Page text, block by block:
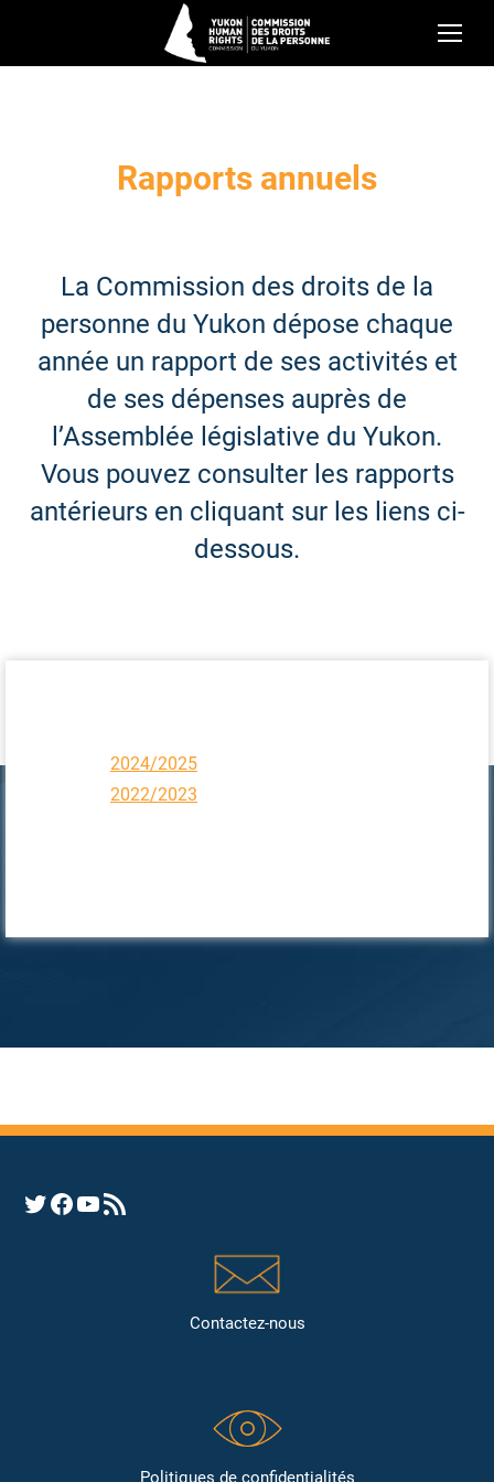
Rapports annuels
La Commission des droits de la
personne du Yukon dépose chaque
année un rapport de ses activités et
de ses dépenses auprès de
l’Assemblée législative du Yukon.
Vous pouvez consulter les rapports
antérieurs en cliquant sur les liens ci-
dessous.
2024/2025
2022/2023
Opens YHRC Twitter feed Opens the YHRC Facebook page Opens the YHRC YouTube channel Opens a YHRC RSS news feed
Contactez-nous
Politiques de confidentialités